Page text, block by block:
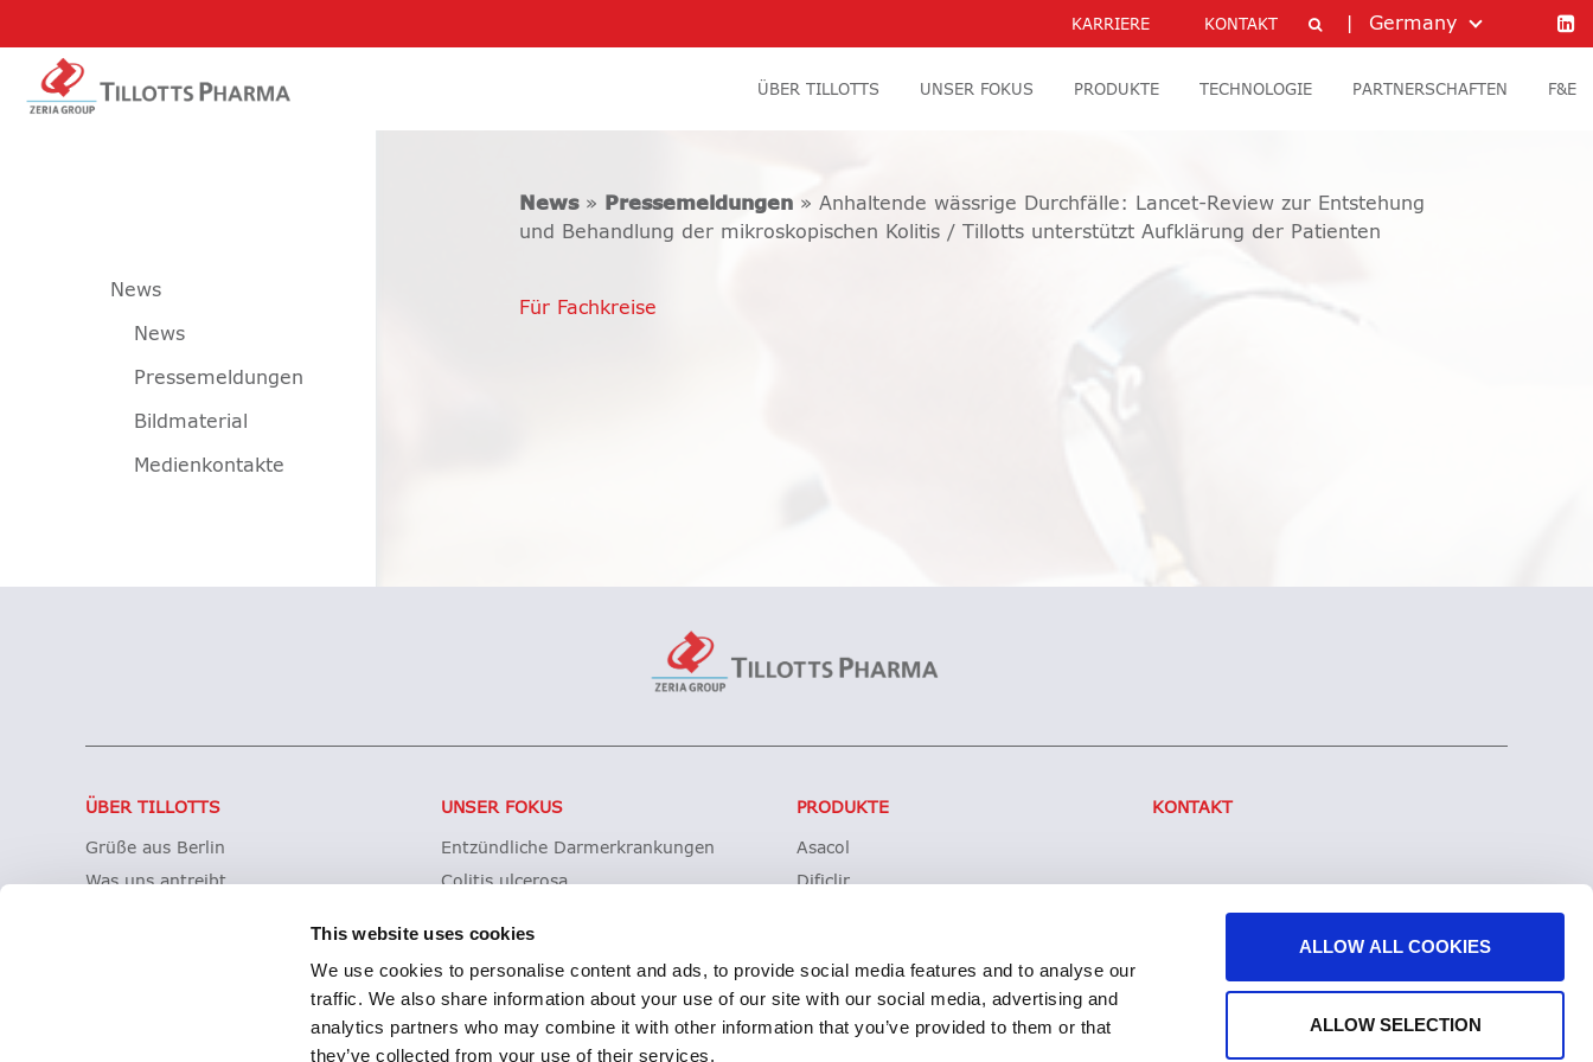
This website uses cookies
We use cookies to personalise content and ads, to provide social media features and to analyse our
traffic. We also share information about your use of our site with our social media, advertising and
analytics partners who may combine it with other information that you’ve provided to them or that
they’ve collected from your use of their services.
ALLOW ALL COOKIES
ALLOW SELECTION
KARRIERE KONTAKT Germany
ÜBER TILLOTTS UNSER FOKUS PRODUKTE TECHNOLOGIE PARTNERSCHAFTEN F&E
News» Pressemeldungen » Anhaltende wässrige Durchfälle: Lancet-Review zur Entstehung
und Behandlung der mikroskopischen Kolitis / Tillotts unterstützt Aufklärung der Patienten
Für Fachkreise
News
News
Pressemeldungen
Bildmaterial
Medienkontakte
ÜBER TILLOTTS
Grüße aus Berlin
Was uns antreibt
UNSER FOKUS
Entzündliche Darmerkrankungen
Colitis ulcerosa
Clostridioides difficile-Infektionen (CDI)
PRODUKTE
Asacol
Dificlir
Erstattung Lagerwertverluste
KONTAKT